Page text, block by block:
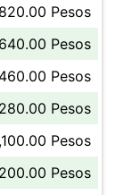
Pesos
Pesos
Pesos
Pesos
Pesos
Pesos